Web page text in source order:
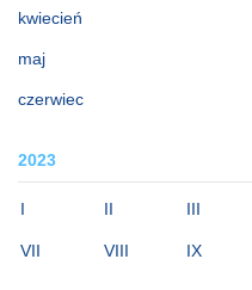
kwiecień
maj
czerwiec
2023
I II III
VII VIII IX